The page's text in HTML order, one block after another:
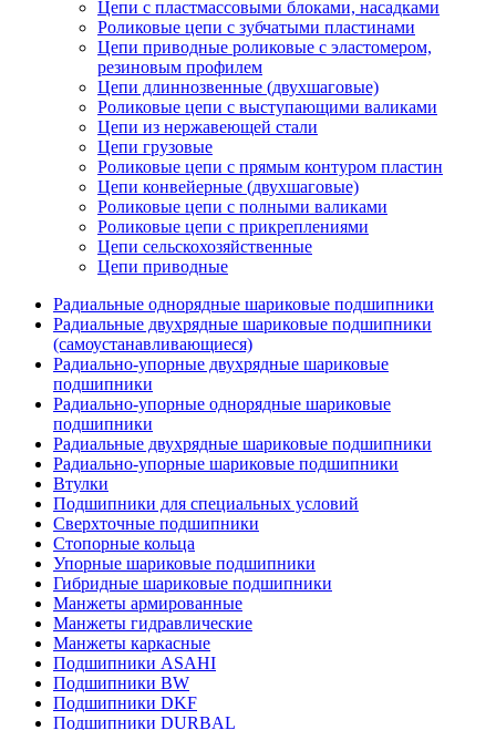
Цепи с пластмассовыми блоками, насадками
Роликовые цепи с зубчатыми пластинами
Цепи приводные роликовые с эластомером,
резиновым профилем
Цепи длиннозвенные (двухшаговые)
Роликовые цепи с выступающими валиками
Цепи из нержавеющей стали
Цепи грузовые
Роликовые цепи с прямым контуром пластин
Цепи конвейерные (двухшаговые)
Роликовые цепи с полными валиками
Роликовые цепи с прикреплениями
Цепи сельскохозяйственные
Цепи приводные
Радиальные однорядные шариковые подшипники
Радиальные двухрядные шариковые подшипники
(самоустанавливающиеся)
Радиально-упорные двухрядные шариковые
подшипники
Радиально-упорные однорядные шариковые
подшипники
Радиальные двухрядные шариковые подшипники
Радиально-упорные шариковые подшипники
Втулки
Подшипники для специальных условий
Сверхточные подшипники
Стопорные кольца
Упорные шариковые подшипники
Гибридные шариковые подшипники
Манжеты армированные
Манжеты гидравлические
Манжеты каркасные
Подшипники ASAHI
Подшипники BW
Подшипники DKF
Подшипники DURBAL